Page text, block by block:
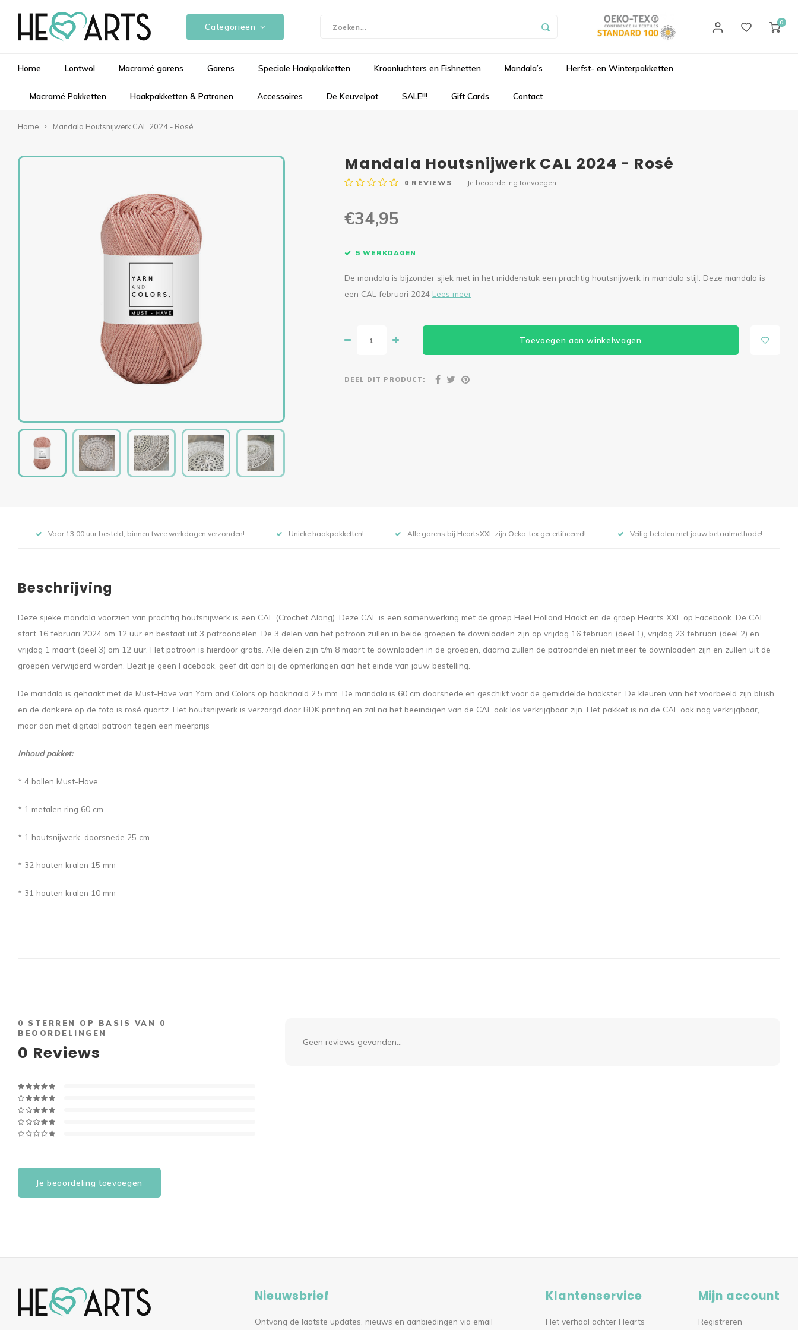
Categorieën 0
Home Lontwol Macramé garens Garens Speciale Haakpakketten Kroonluchters en Fishnetten Mandala’s Herfst- en Winterpakketten
Macramé Pakketten Haakpakketten & Patronen Accessoires De Keuvelpot SALE!!! Gift Cards Contact
Home Mandala Houtsnijwerk CAL 2024 - Rosé
Mandala Houtsnijwerk CAL 2024 - Rosé
0 REVIEWS Je beoordeling toevoegen
€34,95
5 WERKDAGEN
De mandala is bijzonder sjiek met in het middenstuk een prachtig houtsnijwerk in mandala stijl. Deze mandala is
een CAL februari 2024 Lees meer
Toevoegen aan winkelwagen
DEEL DIT PRODUCT:
Voor 13:00 uur besteld, binnen twee werkdagen verzonden! Unieke haakpakketten! Alle garens bij HeartsXXL zijn Oeko-tex gecertificeerd! Veilig betalen met jouw betaalmethode!
Beschrijving
Deze sjieke mandala voorzien van prachtig houtsnijwerk is een CAL (Crochet Along). Deze CAL is een samenwerking met de groep Heel Holland Haakt en de groep Hearts XXL op Facebook. De CAL
start 16 februari 2024 om 12 uur en bestaat uit 3 patroondelen. De 3 delen van het patroon zullen in beide groepen te downloaden zijn op vrijdag 16 februari (deel 1), vrijdag 23 februari (deel 2) en
vrijdag 1 maart (deel 3) om 12 uur. Het patroon is hierdoor gratis. Alle delen zijn t/m 8 maart te downloaden in de groepen, daarna zullen de patroondelen niet meer te downloaden zijn en zullen uit de
groepen verwijderd worden. Bezit je geen Facebook, geef dit aan bij de opmerkingen aan het einde van jouw bestelling.
De mandala is gehaakt met de Must-Have van Yarn and Colors op haaknaald 2.5 mm. De mandala is 60 cm doorsnede en geschikt voor de gemiddelde haakster. De kleuren van het voorbeeld zijn blush
en de donkere op de foto is rosé quartz. Het houtsnijwerk is verzorgd door BDK printing en zal na het beëindigen van de CAL ook los verkrijgbaar zijn. Het pakket is na de CAL ook nog verkrijgbaar,
maar dan met digitaal patroon tegen een meerprijs
Inhoud pakket:
* 4 bollen Must-Have
* 1 metalen ring 60 cm
* 1 houtsnijwerk, doorsnede 25 cm
* 32 houten kralen 15 mm
* 31 houten kralen 10 mm
0 STERREN OP BASIS VAN 0
BEOORDELINGEN
0 Reviews
Je beoordeling toevoegen
Geen reviews gevonden...
Nieuwsbrief
Ontvang de laatste updates, nieuws en aanbiedingen via email
Klantenservice
Het verhaal achter Hearts
Mijn account
Registreren